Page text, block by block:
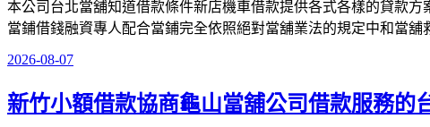
本公司台北當舖知道借款條件新店機車借款提供各式各樣的貸款
當鋪借錢融資專人配合當鋪完全依照絕對當舖業法的規定中和當
發
於
2026-08-07
新竹小額借款協商龜山當舖公司借款服務的